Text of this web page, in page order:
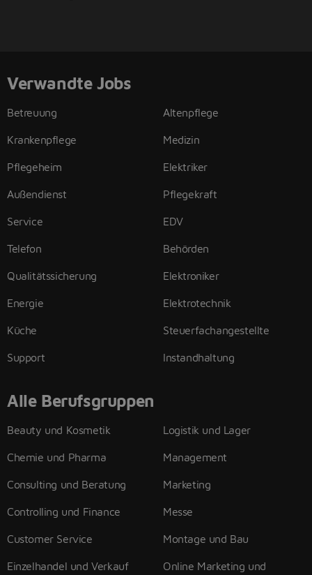
Verwandte Jobs
Betreuung
Krankenpflege
Pflegeheim
Außendienst
Service
Telefon
Qualitätssicherung
Energie
Küche
Support
Altenpflege
Medizin
Elektriker
Pflegekraft
EDV
Behörden
Elektroniker
Elektrotechnik
Steuerfachangestellte
Instandhaltung
Alle Berufsgruppen
Beauty und Kosmetik
Chemie und Pharma
Consulting und Beratung
Controlling und Finance
Customer Service
Einzelhandel und Verkauf
Logistik und Lager
Management
Marketing
Messe
Montage und Bau
Online Marketing und